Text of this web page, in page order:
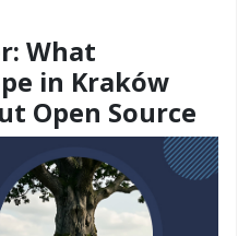
What
in Kraków
Open Source